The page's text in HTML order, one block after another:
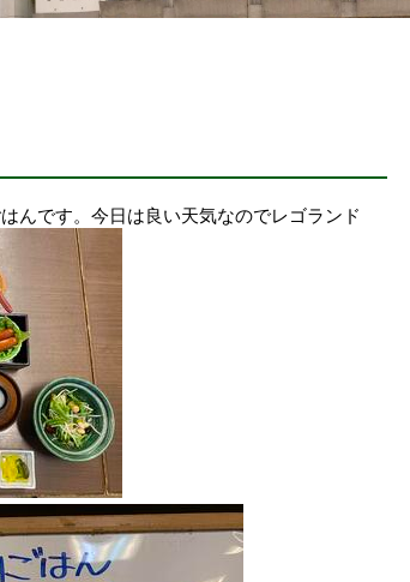
んです。今日は良い天気なのでレゴランド